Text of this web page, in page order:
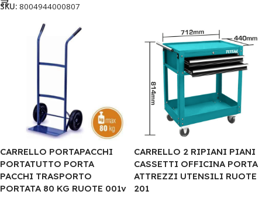
SKU: 8004944000807
CARRELLO PORTAPACCHI
PORTATUTTO PORTA
PACCHI TRASPORTO
PORTATA 80 KG RUOTE 001v
CARRELLO 2 RIPIANI PIANI
CASSETTI OFFICINA PORTA
ATTREZZI UTENSILI RUOTE
201